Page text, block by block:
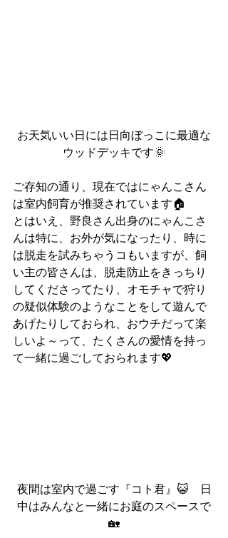
お天気いい日には日向ぼっこに最適な
ウッドデッキです🌞
ご存知の通り、現在ではにゃんこさん
は室内飼育が推奨されています🏠
とはいえ、野良さん出身のにゃんこさ
んは特に、お外が気になったり、時に
は脱走を試みちゃうコもいますが、飼
い主の皆さんは、脱走防止をきっちり
してくださってたり、オモチャで狩り
の疑似体験のようなことをして遊んで
あげたりしておられ、おウチだって楽
しいよ～って、たくさんの愛情を持っ
て一緒に過ごしておられます💖
夜間は室内で過ごす『コト君』😺　日
中はみんなと一緒にお庭のスペースで
🏡